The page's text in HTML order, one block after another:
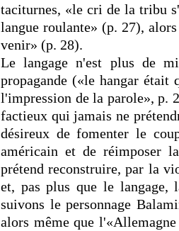
taciturnes, «le cri de la tribu
langue roulante» (p. 27),
venir» (p. 28).
Le langage n'est plus de
propagande («le hangar
l'impression de la parole», p.
factieux qui jamais ne
désireux de fomenter le
américain et de réimposer
prétend reconstruire, par la
et, pas plus que le langage,
suivons le personnage
alors même que